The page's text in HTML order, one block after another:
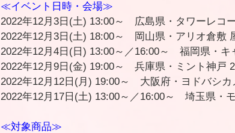
≪イベント日時・会場≫
2022年12月3日(土) 13:00～　広島県・タワーレコ
2022年12月3日(土) 18:00～　岡山県・アリオ倉敷
2022年12月4日(日) 13:00～／16:00～　福岡県・
2022年12月9日(金) 19:00～　兵庫県・ミント神戸
2022年12月12日(月) 19:00～　大阪府・ヨドバシ
2022年12月17日(土) 13:00～／16:00～　埼玉県・
≪対象商品≫